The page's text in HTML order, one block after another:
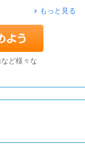
もっと見る
ど様々な